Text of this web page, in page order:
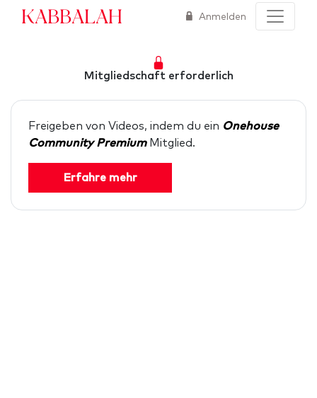
Kabbalah Anmelden
Mitgliedschaft erforderlich
Freigeben von Videos, indem du ein Onehouse
Community Premium Mitglied.
Erfahre mehr